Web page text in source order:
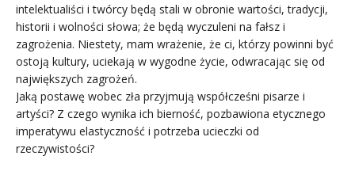
intelektualiści i twórcy będą stali w obronie wartości, tradycji,
historii i wolności słowa; że będą wyczuleni na fałsz i
zagrożenia. Niestety, mam wrażenie, że ci, którzy powinni być
ostoją kultury, uciekają w wygodne życie, odwracając się od
największych zagrożeń.
Jaką postawę wobec zła przyjmują współcześni pisarze i
artyści? Z czego wynika ich bierność, pozbawiona etycznego
imperatywu elastyczność i potrzeba ucieczki od
rzeczywistości?